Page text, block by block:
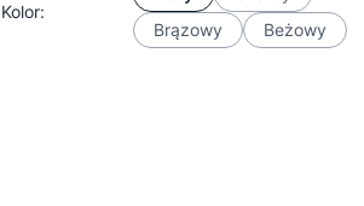
Kolor:
Brązowy
Beżowy